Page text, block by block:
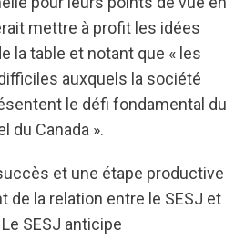
mettre à profit les idées
la table et notant que « les
auxquels la société
le défi fondamental du
du Canada ».
et une étape productive
de la relation entre le SESJ et
SESJ anticipe